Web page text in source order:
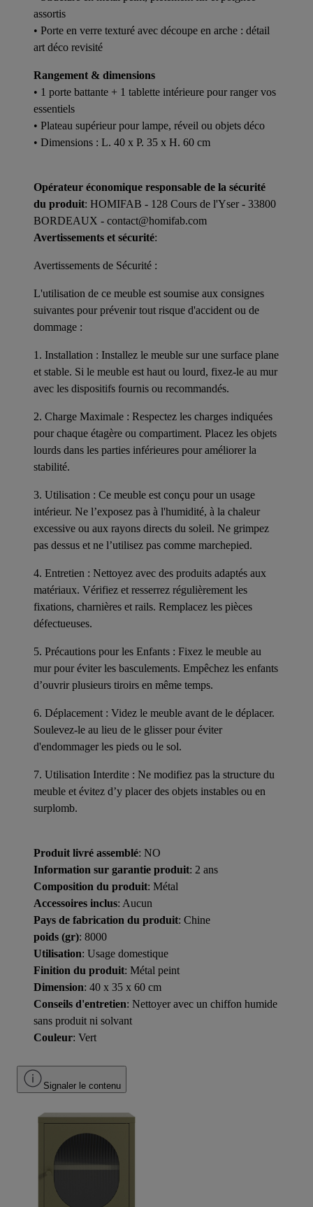
assortis
• Porte en verre texturé avec découpe en arche : détail
art déco revisité
Rangement & dimensions
• 1 porte battante + 1 tablette intérieure pour ranger vos
essentiels
• Plateau supérieur pour lampe, réveil ou objets déco
• Dimensions : L. 40 x P. 35 x H. 60 cm
Opérateur économique responsable de la sécurité
du produit: HOMIFAB - 128 Cours de l'Yser - 33800
BORDEAUX - contact@homifab.com
Avertissements et sécurité:
Avertissements de Sécurité :
L'utilisation de ce meuble est soumise aux consignes
suivantes pour prévenir tout risque d'accident ou de
dommage :
1. Installation : Installez le meuble sur une surface plane
et stable. Si le meuble est haut ou lourd, fixez-le au mur
avec les dispositifs fournis ou recommandés.
2. Charge Maximale : Respectez les charges indiquées
pour chaque étagère ou compartiment. Placez les objets
lourds dans les parties inférieures pour améliorer la
stabilité.
3. Utilisation : Ce meuble est conçu pour un usage
intérieur. Ne l’exposez pas à l'humidité, à la chaleur
excessive ou aux rayons directs du soleil. Ne grimpez
pas dessus et ne l’utilisez pas comme marchepied.
4. Entretien : Nettoyez avec des produits adaptés aux
matériaux. Vérifiez et resserrez régulièrement les
fixations, charnières et rails. Remplacez les pièces
défectueuses.
5. Précautions pour les Enfants : Fixez le meuble au
mur pour éviter les basculements. Empêchez les enfants
d’ouvrir plusieurs tiroirs en même temps.
6. Déplacement : Videz le meuble avant de le déplacer.
Soulevez-le au lieu de le glisser pour éviter
d'endommager les pieds ou le sol.
7. Utilisation Interdite : Ne modifiez pas la structure du
meuble et évitez d’y placer des objets instables ou en
surplomb.
Produit livré assemblé: NO
Information sur garantie produit: 2 ans
Composition du produit: Métal
Accessoires inclus: Aucun
Pays de fabrication du produit: Chine
poids (gr): 8000
Utilisation: Usage domestique
Finition du produit: Métal peint
Dimension: 40 x 35 x 60 cm
Conseils d'entretien: Nettoyer avec un chiffon humide
sans produit ni solvant
Couleur: Vert
Signaler le contenu